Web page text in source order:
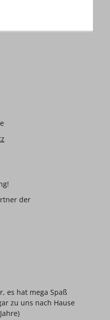
der
es hat mega Spaß
zu uns nach Hause